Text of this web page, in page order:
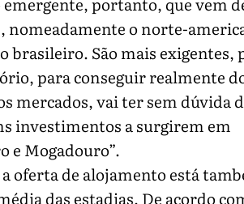
o norte-
brasileiro. São mais exigentes,
para conseguir realmente
mercados, vai ter sem dúvida
investimentos a surgirem em
e Mogadouro”.
oferta de alojamento está
das estadias. De acordo